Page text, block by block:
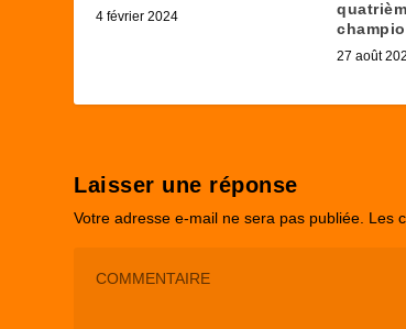
4 février 2024
27 août
Laisser une réponse
Votre adresse e-mail ne sera pas publiée. Les